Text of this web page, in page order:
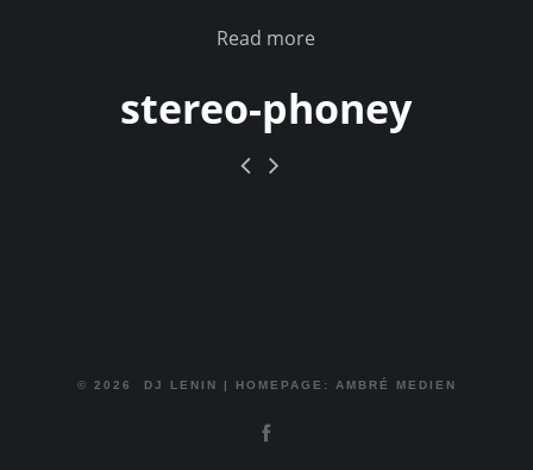
Read more
stereo-phoney
© 2026 DJ LENIN | HOMEPAGE: AMBRÉ MEDIEN